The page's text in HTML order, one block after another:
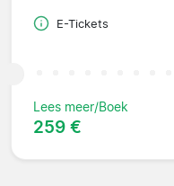
E-Tickets
Lees meer/Boek
259 €